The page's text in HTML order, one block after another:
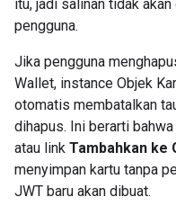
itu, jadi salinan tidak
pengguna.
Jika pengguna
Wallet, instance Objek
otomatis membatalkan
dihapus. Ini berarti
atau link Tambahkan ke
menyimpan kartu tanpa
JWT baru akan dibuat.